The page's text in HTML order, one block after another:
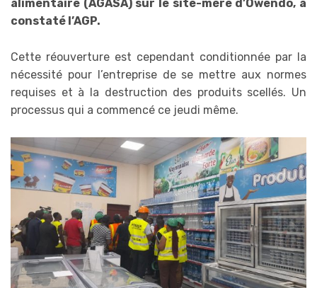
alimentaire (AGASA) sur le site-mère d’Owendo, a
constaté l’AGP.
Cette réouverture est cependant conditionnée par la
nécessité pour l’entreprise de se mettre aux normes
requises et à la destruction des produits scellés. Un
processus qui a commencé ce jeudi même.